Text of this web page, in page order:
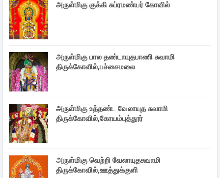
அருள்மிகு குக்கி சுப்ரமண்யர் கோவில்
அருள்மிகு பால தண்டாயுதபாணி சுவாமி
திருக்கோவில்,பச்சைமலை
அருள்மிகு உத்தண்ட வேலாயுத சுவாமி
திருக்கோவில்,கோயம்புத்தூர்
அருள்மிகு வெற்றி வேலாயுதசுவாமி
திருக்கோவில்,ஊத்துக்குளி